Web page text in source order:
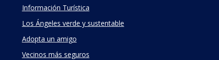
Información Turística
Los Ángeles verde y sustentable
Adopta un amigo
Vecinos más seguros